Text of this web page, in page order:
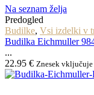
Na seznam želja
Predogled
Budilke, Vsi izdelki v
Budilka Eichmuller
...
22.95 € Znesek